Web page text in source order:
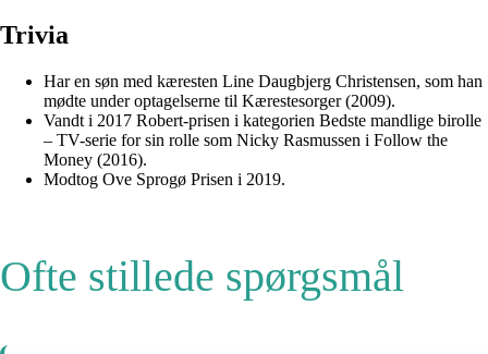
Trivia
Har en søn med kæresten Line Daugbjerg Christensen, som han
mødte under optagelserne til Kærestesorger (2009).
Vandt i 2017 Robert-prisen i kategorien Bedste mandlige birolle
– TV-serie for sin rolle som Nicky Rasmussen i Follow the
Money (2016).
Modtog Ove Sprogø Prisen i 2019.
Ofte stillede spørgsmål